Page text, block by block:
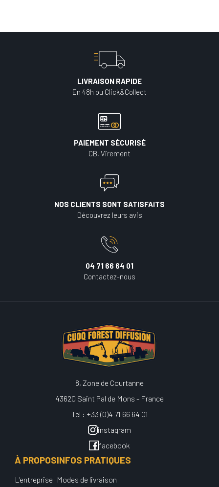
LIVRAISON RAPIDE
En 48h ou Click&Collect
PAIEMENT SÉCURISÉ
CB, Virement
NOS CLIENTS SONT SATISFAITS
Découvrez leurs avis
04 71 66 64 01
Contactez-nous
8, Zone de Courtanne
43620 Saint Pal de Mons - France
Tel : +33 (0)4 71 66 64 01
instagram
facebook
À PROPOS
L'entreprise
INFOS PRATIQUES
Modes de livraison